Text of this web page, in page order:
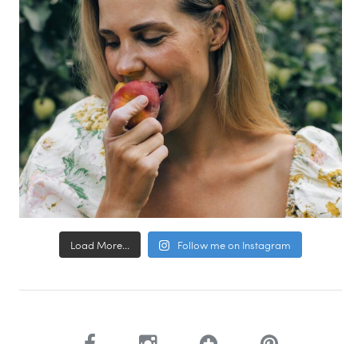
Load More... Follow me on Instagram